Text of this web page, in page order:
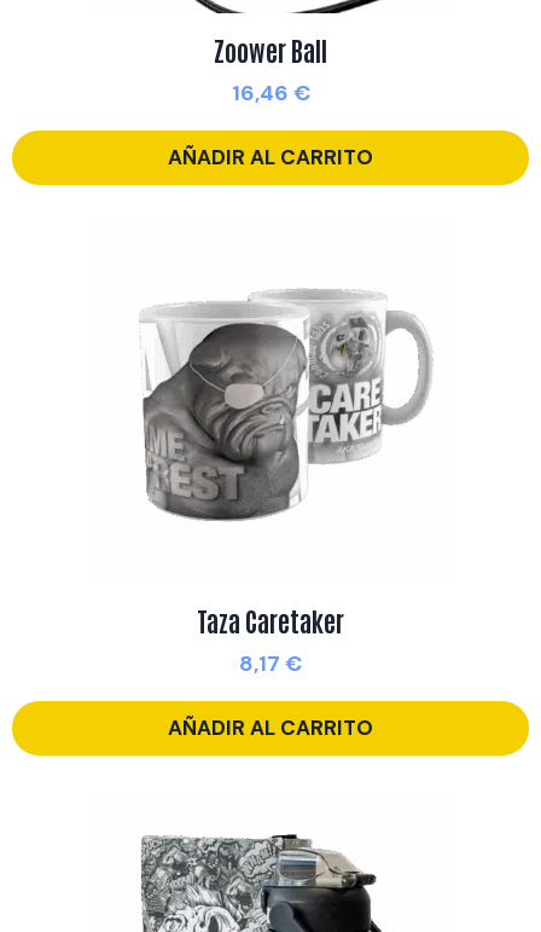
Zoower Ball
16,46 €
AÑADIR AL CARRITO
Taza Caretaker
8,17 €
AÑADIR AL CARRITO